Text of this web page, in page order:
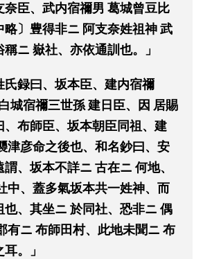
奈臣、武内宿禰男 葛城曾豆比
〕 豊得非ニ 阿支奈姓祖神武
稱ニ 嶽社、 亦依通訓也。」
氏録曰、坂本臣、建内宿禰
城宿禰三世孫建日臣、因 居賜
、布師臣、坂本朝臣同祖 、建
津彦命之後也、和名鈔曰、安
謂、坂本不詳ニ 古在ニ 何地、
中、蓋多氣坂本共一姓神、而
也、 其坐ニ 於同社、恐非ニ 偶
有ニ 布師田村、此地未聞ニ 布
。」